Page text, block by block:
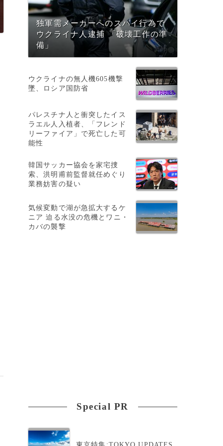
独軍需メーカーへのスパイ行為で
ウクライナ人逮捕 「破壊工作の準
備」
ウクライナの無人機605機撃
墜、ロシア国防省
パレスチナ人と衝突したイス
ラエル人入植者、「フレンド
リーファイア」で死亡した可
能性
韓国サッカー協会を家宅捜
索、洪明甫前監督就任めぐり
業務妨害の疑い
気候変動で湖が急拡大するケ
ニア 迫る水没の危機とワニ・
カバの襲撃
Special PR
東京特集:TOKYO UPDATES